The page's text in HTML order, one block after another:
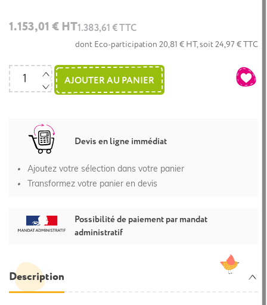
1.153,01 € HT1.383,61 € TTC
dont Eco-participation 20,81 € HT, soit 24,97 € TTC
AJOUTER AU PANIER
Devis en ligne immédiat
Ajoutez votre sélection dans votre panier
Transformez votre panier en devis
Possibilité de paiement par mandat
administratif
Description